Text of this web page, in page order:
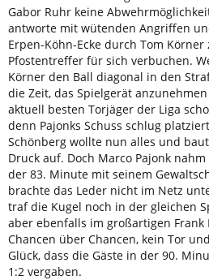
Gabor Ruhr keine
antworte mit wütenden Angriffen
Erpen-Köhn-Ecke durch Tom
Pfostentreffer für sich verbuchen.
Körner den Ball diagonal in den
die Zeit, das Spielgerät
aktuell besten Torjäger der Liga
denn Pajonks Schuss schlug
Schönberg wollte nun alles und
Druck auf. Doch Marco Pajonk
der 83. Minute mit seinem
brachte das Leder nicht im Netz
traf die Kugel noch in der gleichen
aber ebenfalls im großartigen Frank
Chancen über Chancen, kein Tor
Glück, dass die Gäste in der 90.
1:2 vergaben.